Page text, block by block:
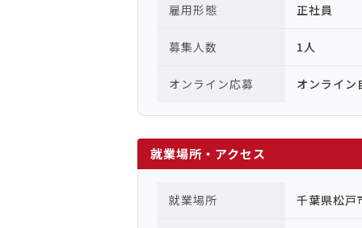
雇用形態 正社員
募集人数 1人
オンライン応募 オンライン
就業場所・アクセス
就業場所 千葉県松